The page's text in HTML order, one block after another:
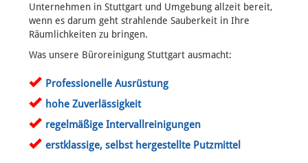
Unternehmen in Stuttgart und Umgebung allzeit bereit,
wenn es darum geht strahlende Sauberkeit in Ihre
Räumlichkeiten zu bringen.
Was unsere Büroreinigung Stuttgart ausmacht:
Professionelle Ausrüstung
hohe Zuverlässigkeit
regelmäßige Intervallreinigungen
erstklassige, selbst hergestellte Putzmittel